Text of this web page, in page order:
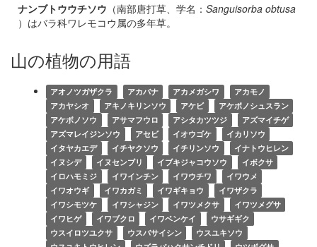
ナンブトウウチソウ （南部唐打草、学名： Sanguisorba obtusa
）はバラ科ワレモコウ属の多年草。
山の植物の用語
アオノツガザクラ アカバナ アカメガシワ
アカモノ
アカヤシオ
アキノキリンソウ アケビ
アケボノシュスラン
アケボノソウ
アサマフウロ アシタカツツジ
アズマイチゲ
アズマレイジンソウ
アセビ イオウゴケ
イカリソウ
イタヤカエデ
イチヤクソウ イチリンソウ
イナトウヒレン
イヌシデ
イヌセンブリ イブキジャコウソウ
イボクサ
イロハモミジ
イワインチン イワウチワ
イワウメ
イワオウギ
イワカガミ イワギキョウ
イワザクラ
イワシモツケ
イワシャジン イワツメクサ
イワツメグサ
イワヒゲ
イワブクロ イワベンケイ
ウサギギク
ウスイロツユクサ
ウスバサイシン
ウスユキソウ